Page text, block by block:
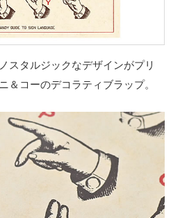
スタルジックなデザインがプリ
＆コーのデコラティブラップ。